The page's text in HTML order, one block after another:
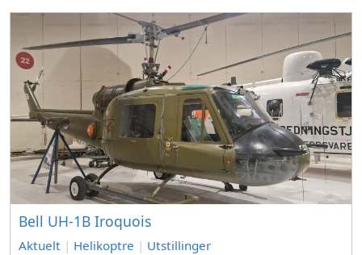
Bell UH-1B Iroquois
Aktuelt | Helikoptre | Utstillinger